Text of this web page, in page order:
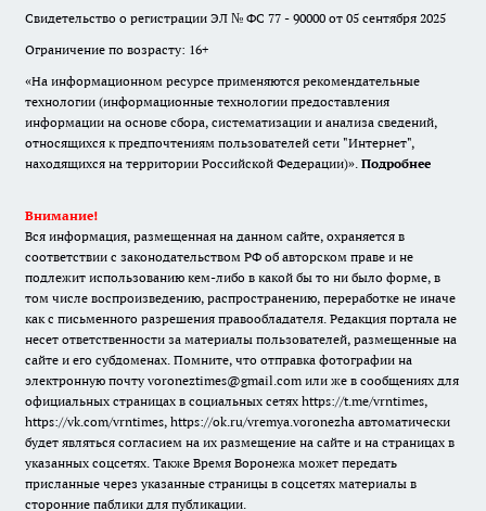
Свидетельство о регистрации ЭЛ № ФС 77 - 90000 от 05 сентября 2025
Ограничение по возрасту: 16+
«На информационном ресурсе применяются рекомендательные
технологии (информационные технологии предоставления
информации на основе сбора, систематизации и анализа сведений,
относящихся к предпочтениям пользователей сети "Интернет",
находящихся на территории Российской Федерации)». Подробнее
Внимание!
Вся информация, размещенная на данном сайте, охраняется в
соответствии с законодательством РФ об авторском праве и не
подлежит использованию кем-либо в какой бы то ни было форме, в
том числе воспроизведению, распространению, переработке не иначе
как с письменного разрешения правообладателя. Редакция портала не
несет ответственности за материалы пользователей, размещенные на
сайте и его субдоменах. Помните, что отправка фотографии на
электронную почту voroneztimes@gmail.com или же в сообщениях для
официальных страницах в социальных сетях https://t.me/vrntimes,
https://vk.com/vrntimes, https://ok.ru/vremya.voronezha автоматически
будет являться согласием на их размещение на сайте и на страницах в
указанных соцсетях. Также Время Воронежа может передать
присланные через указанные страницы в соцсетях материалы в
сторонние паблики для публикации.